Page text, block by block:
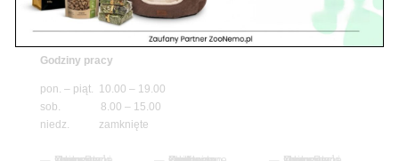
ul. Leśna 2
tel. 503 900 215
Godziny pracy
pon. – piąt. 10.00 – 19.00
sob. 8.00 – 15.00
niedz. zamknięte